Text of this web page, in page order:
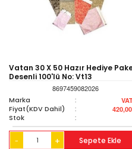
Vatan 30 X 50 Hazır Hediye
Desenli 100'lü No: Vt13
8697459082026
Marka
:
Fiyat(KDV Dahil) : 420,00
Stok :
- + Sepete Ekle